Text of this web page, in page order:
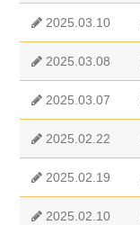
2025.03.10
2025.03.08
2025.03.07
2025.02.22
2025.02.19
2025.02.10